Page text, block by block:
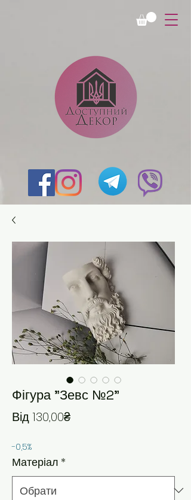
Фігура "Зевс №2"
Від 130,00₴За розпродажем
-0,5%
Матеріал *